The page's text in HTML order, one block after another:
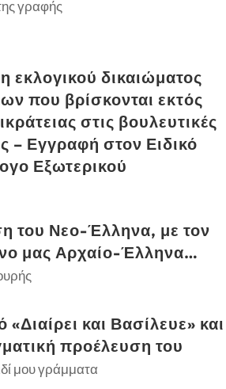
γραφής
εκλογικού δικαιώματος
που βρίσκονται εκτός
στις βουλευτικές
– Εγγραφή στον Ειδικό
Εξωτερικού
του Νεο-Έλληνα, με τον
μας Αρχαίο-Έλληνα…
«Διαίρει και Βασίλευε» και
προέλευση του
μου γράμματα